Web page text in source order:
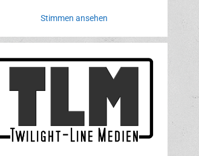
Stimmen ansehen